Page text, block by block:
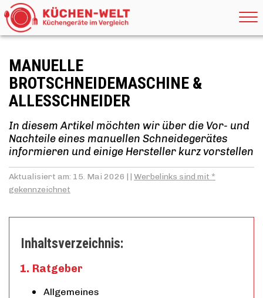
MANUELLE
BROTSCHNEIDEMASCHINE &
ALLESSCHNEIDER
In diesem Artikel möchten wir über die Vor- und
Nachteile eines manuellen Schneidegerätes
informieren und einige Hersteller kurz vorstellen
Aktualisiert am: 15. Mai 2026 | | Werbelinks sind mit *
gekennzeichnet
Inhaltsverzeichnis:
Ratgeber
Allgemeines